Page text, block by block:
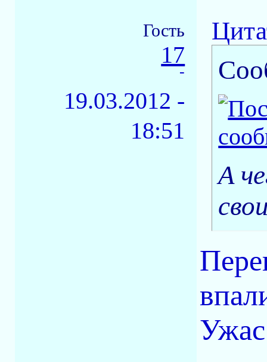
Гость
17
-
19.03.2012 -
18:51
А